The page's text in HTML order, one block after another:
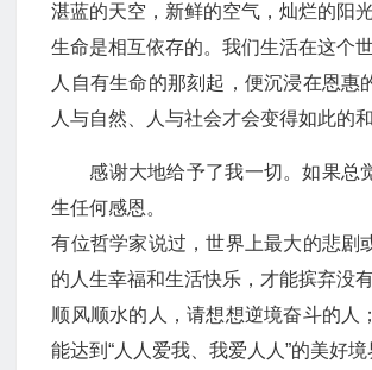
湛蓝的天空，新鲜的空气，灿烂的阳
生命是相互依存的。我们生活在这个
人自有生命的那刻起，便沉浸在恩惠
人与自然、人与社会才会变得如此的
感谢大地给予了我一切。如果总
生任何感恩。
有位哲学家说过，世界上最大的悲剧
的人生幸福和生活快乐，才能摈弃没
顺风顺水的人，请想想逆境奋斗的人
能达到“人人爱我、我爱人人”的美好境